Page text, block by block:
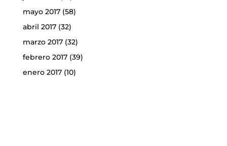
mayo 2017(58)
abril 2017(32)
marzo 2017(32)
febrero 2017(39)
enero 2017(10)